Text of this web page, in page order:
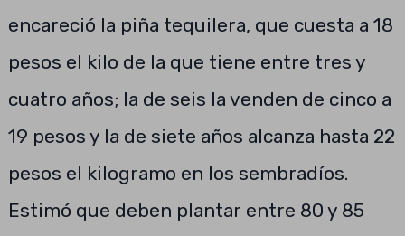
encareció la piña tequilera, que cuesta a 18
pesos el kilo de la que tiene entre tres y
cuatro años; la de seis la venden de cinco a
19 pesos y la de siete años alcanza hasta 22
pesos el kilogramo en los sembradíos.
Estimó que deben plantar entre 80 y 85